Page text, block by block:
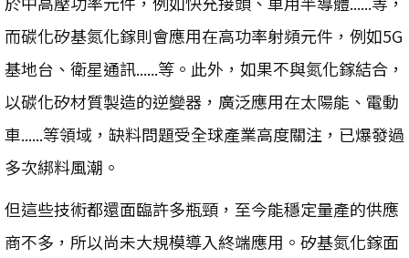
而碳化矽基氮化鎵則會應用在高功率射頻元件，例如5G
基地台、衛星通訊......等。此外，如果不與氮化鎵結合，
以碳化矽材質製造的逆變器，廣泛應用在太陽能、電動
車......等領域，缺料問題受全球產業高度關注，已爆發過
多次綁料風潮。
但這些技術都還面臨許多瓶頸，至今能穩定量產的供應
商不多，所以尚未大規模導入終端應用。矽基氮化鎵面